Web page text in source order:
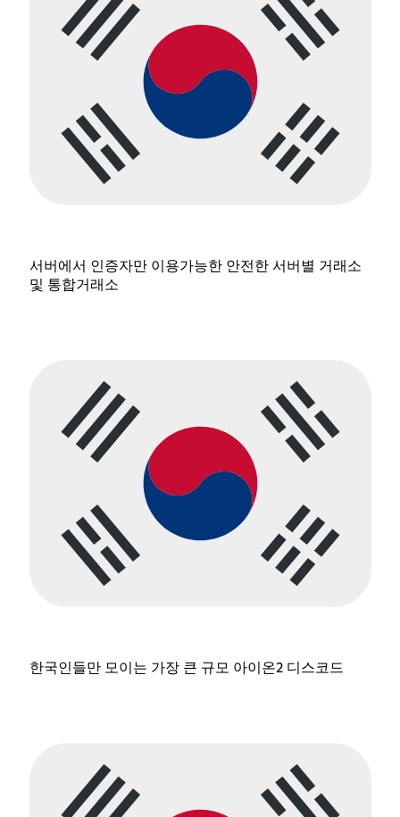
서버에서 인증자만 이용가능한 안전한 서버별 거래소
및 통합거래소
한국인들만 모이는 가장 큰 규모 아이온2 디스코드